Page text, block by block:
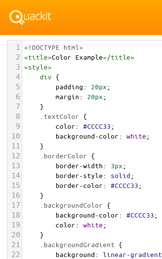
1 <!DOCTYPE html>
2 <title>Color Example</title>
3 <style>
4 div {
5 padding: 20px;
6 margin: 20px;
7 }
8 .textColor {
9 color: #CCCC33;
10 background-color: white;
11 }
12 .borderColor {
13 border-width: 3px;
14 border-style: solid;
15 border-color: #CCCC33;
16 }
17 .backgroundColor {
18 background-color: #CCCC33;
19 color: white;
20 }
21 .backgroundGradient {
22 background: linear-gradient